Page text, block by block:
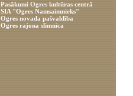
Pasākumi Ogres kultūras centrā
SIA "Ogres Namsaimnieks"
Ogres novada pašvaldība
Ogres rajona slimnīca